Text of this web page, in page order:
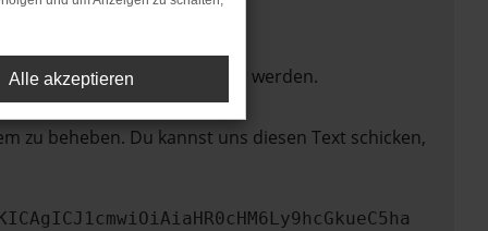
nicht mehr unterstützt werden.
zu beheben. Du kannst uns diesen Text schicken,
Alle akzeptieren